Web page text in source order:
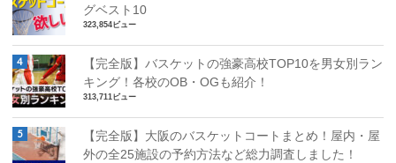
グベスト10
323,854ビュー
【完全版】バスケットの強豪高校TOP10を男女別ラン
キング！各校のOB・OGも紹介！
313,711ビュー
【完全版】大阪のバスケットコートまとめ！屋内・屋
外の全25施設の予約方法など総力調査しました！